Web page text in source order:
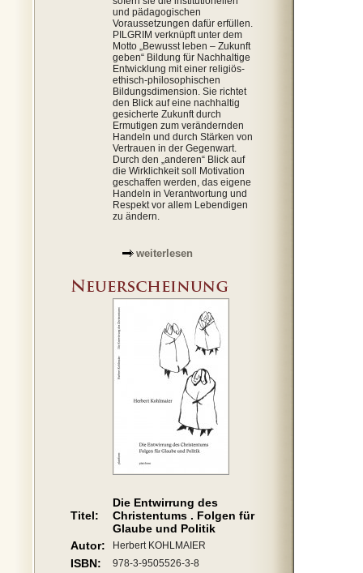
und pädagogischen
Voraussetzungen dafür erfüllen.
PILGRIM verknüpft unter dem
Motto „Bewusst leben – Zukunft
geben“ Bildung für Nachhaltige
Entwicklung mit einer religiös-
ethisch-philosophischen
Bildungsdimension. Sie richtet
den Blick auf eine nachhaltig
gesicherte Zukunft durch
Ermutigen zum verändernden
Handeln und durch Stärken von
Vertrauen in der Gegenwart.
Durch den „anderen“ Blick auf
die Wirklichkeit soll Motivation
geschaffen werden, das eigene
Handeln in Verantwortung und
Respekt vor allem Lebendigen
zu ändern.
weiterlesen
Titel:
Die Entwirrung des
Christentums . Folgen für
Glaube und Politik
Autor:
Herbert KOHLMAIER
ISBN: 978-3-9505526-3-8